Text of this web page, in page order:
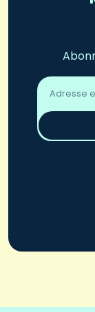
Adresse
email